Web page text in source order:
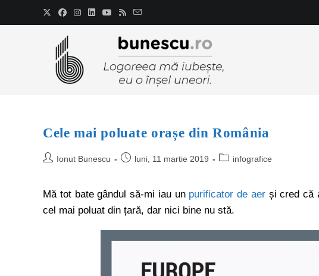
Cele mai poluate orașe din România
Ionut Bunescu luni, 11 martie 2019 infografice
Mă tot bate gândul să-mi iau un purificator de aerși cred că
cel mai poluat din țară, dar nici bine nu stă.